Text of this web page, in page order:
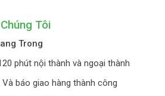
Tôi
Trong
phút nội thành và ngoại thành
báo giao hàng thành công